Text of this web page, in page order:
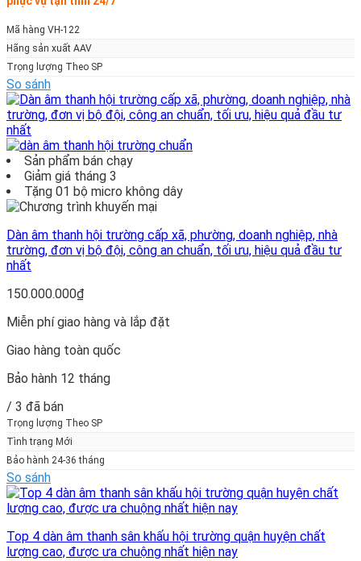
Mã hàng VH-122
Hãng sản xuất AAV
Trọng lượng Theo SP
So sánh
Sản phẩm bán chạy
Giảm giá tháng 3
Tặng 01 bộ micro không dây
Dàn âm thanh hội trường cấp xã, phường, doanh nghiệp, nhà
trường, đơn vị bộ đội, công an chuẩn, tối ưu, hiệu quả đầu tư
nhất
150.000.000₫
Miễn phí giao hàng và lắp đặt
Giao hàng toàn quốc
Bảo hành 12 tháng
/ 3 đã bán
Trọng lượng Theo SP
Tình trạng Mới
Bảo hành 24-36 tháng
So sánh
Top 4 dàn âm thanh sân khấu hội trường quận huyện chất
lượng cao, được ưa chuộng nhất hiện nay